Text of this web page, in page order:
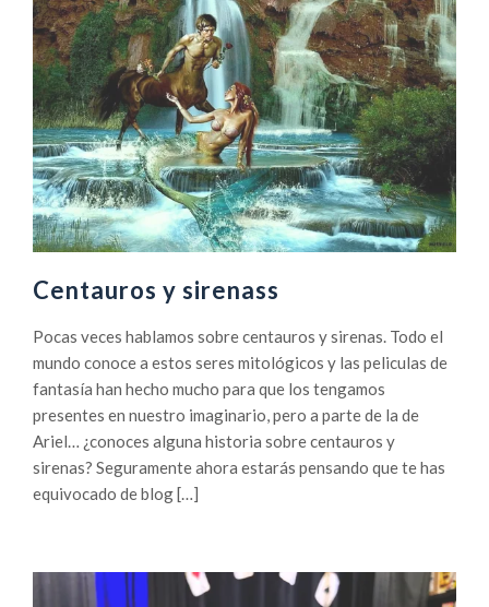
Centauros y sirenass
Pocas veces hablamos sobre centauros y sirenas. Todo el
mundo conoce a estos seres mitológicos y las peliculas de
fantasía han hecho mucho para que los tengamos
presentes en nuestro imaginario, pero a parte de la de
Ariel… ¿conoces alguna historia sobre centauros y
sirenas? Seguramente ahora estarás pensando que te has
equivocado de blog […]